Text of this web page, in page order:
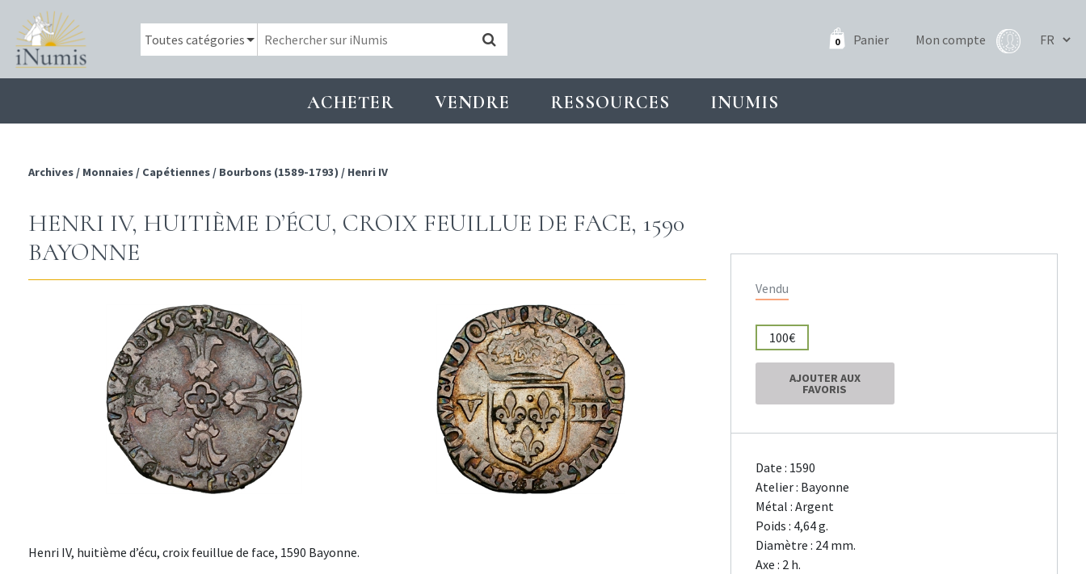
0 Panier Mon compte
ACHETER VENDRE RESSOURCES INUMIS
Archives / Monnaies / Capétiennes / Bourbons (1589-1793) / Henri IV
HENRI IV, HUITIÈME D’ÉCU, CROIX FEUILLUE DE FACE, 1590
BAYONNE
Henri IV, huitième d’écu, croix feuillue de face, 1590 Bayonne.
Vendu
100€
AJOUTER AUX
FAVORIS
Date : 1590
Atelier : Bayonne
Métal : Argent
Poids : 4,64 g.
Diamètre : 24 mm.
Axe : 2 h.